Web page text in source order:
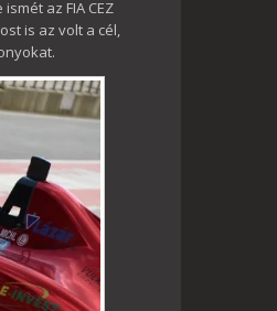
az FIA CEZ
is az volt a cél,